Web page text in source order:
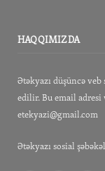
HAQQIMIZDA
Ətəkyazı düşüncə veb
edilir. Bu email
etekyazi@gmail.com
Ətəkyazı sosial